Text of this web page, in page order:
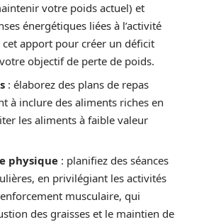
votre poids actuel) et
énergétiques liées à l’activité
cet apport pour créer un déficit
objectif de perte de poids.
: élaborez des plans de repas
à inclure des aliments riches en
les aliments à faible valeur
physique : planifiez des séances
en privilégiant les activités
musculaire, qui
des graisses et le maintien de